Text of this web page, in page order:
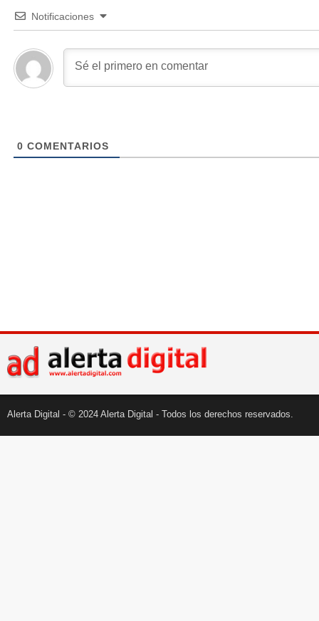
Notificaciones
0 COMENTARIOS
Alerta Digital - © 2024 Alerta Digital - Todos los derechos reservados.